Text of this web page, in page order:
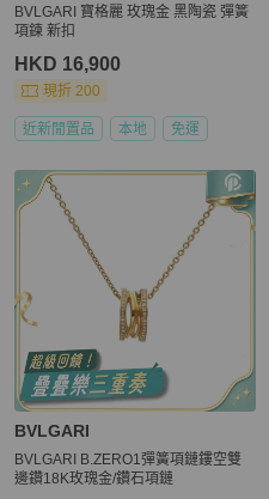
BVLGARI 寶格麗 玫瑰金 黑陶瓷 彈簧
項鍊 新扣
HKD 16,900
現折 200
近新閒置品 本地 免運
BVLGARI
BVLGARI B.ZERO1彈簧項鏈鏤空雙
邊鑽18K玫瑰金/鑽石項鏈